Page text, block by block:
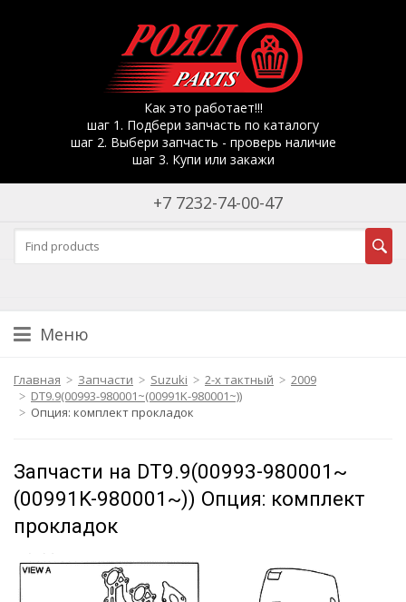
Как это работает!!!
шаг 1. Подбери запчасть по каталогу
шаг 2. Выбери запчасть - проверь наличие
шаг 3. Купи или закажи
+7 7232-74-00-47
Меню
Главная Запчасти Suzuki 2-х тактный
2009
DT9.9(00993-980001~(00991K-980001~))
Опция: комплект прокладок
Запчасти на DT9.9(00993-980001~
(00991K-980001~)) Опция: комплект
прокладок